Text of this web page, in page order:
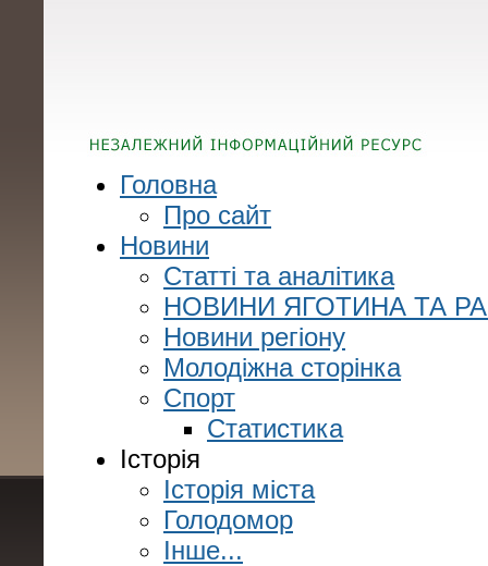
Головна
Про сайт
Новини
Статті та аналітика
НОВИНИ ЯГОТИНА ТА
Новини регіону
Молодіжна сторінка
Спорт
Статистика
Історія
Історія міста
Голодомор
Інше...